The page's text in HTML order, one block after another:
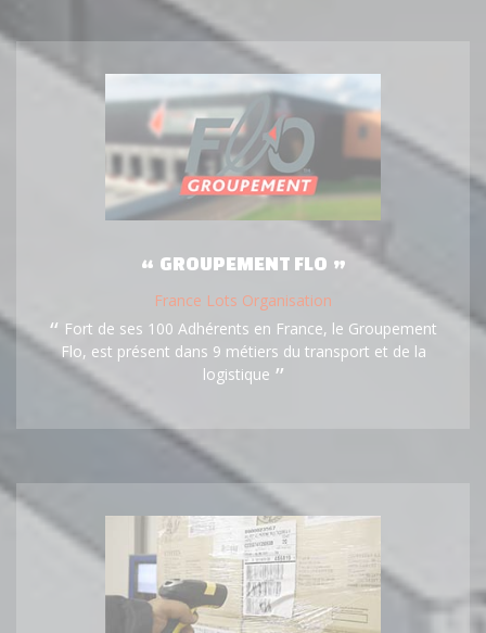
GROUPEMENT FLO
France Lots Organisation
Fort de ses 100 Adhérents en France, le Groupement
Flo, est présent dans 9 métiers du transport et de la
logistique